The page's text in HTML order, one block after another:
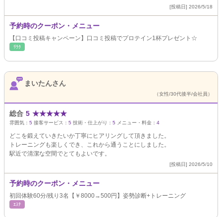
[投稿日] 2026/5/18
予約時のクーポン・メニュー
【口コミ投稿キャンペーン】口コミ投稿でプロテイン1杯プレゼント☆
ﾘﾗｸ
まいたんさん
（女性/30代後半/会社員）
総合 5 ★★★★★
雰囲気： 5 接客サービス： 5 技術・仕上がり： 5 メニュー・料金： 4
どこを鍛えていきたいか丁寧にヒアリングして頂きました。
トレーニングも楽しくでき、これから通うことにしました。
駅近で清潔な空間でとてもよいです。
[投稿日] 2026/5/10
予約時のクーポン・メニュー
初回体験60分/残り3名【￥8000→500円】姿勢診断+トレーニング
ｴｽﾃ